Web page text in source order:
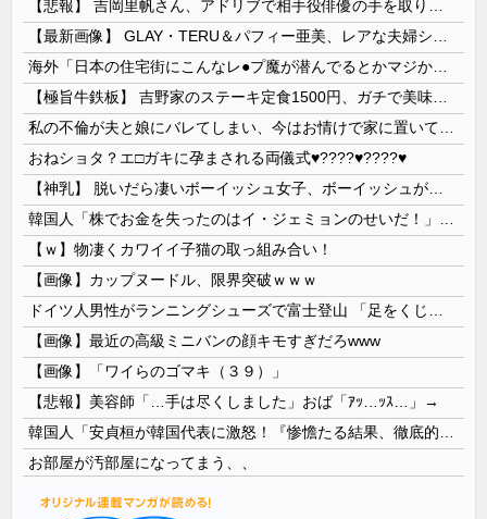
おねショタ？エ□ガキに孕まされる両儀式♥️????♥️????♥️
【ｗ】物凄くカワイイ子猫の取っ組み合い！
【画像】カップヌードル、限界突破ｗｗｗ
【画像】最近の高級ミニバンの顔キモすぎだろwww
【画像】「ワイらのゴマキ（３９）」
【悲報】美容師「…手は尽くしました」おば「ｱｯ…ｯｽ…」→
お部屋が汚部屋になってまう、、